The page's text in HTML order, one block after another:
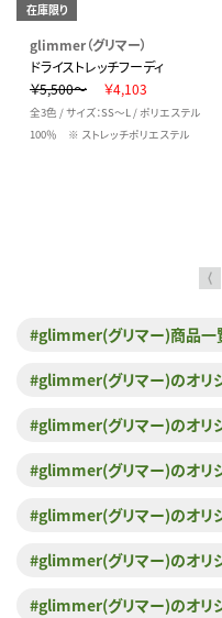
在庫限り
glimmer（グリマー）
ドライストレッチフーディ
￥5,500～
￥4,103
全3色 / サイズ：SS～L / ポリエステル
100％ ※ ストレッチポリエステル
⟨
#glimmer(グリマー)商品一
#glimmer(グリマー)のオリ
#glimmer(グリマー)のオリ
#glimmer(グリマー)のオリ
#glimmer(グリマー)のオリ
#glimmer(グリマー)のオリ
#glimmer(グリマー)のオリ